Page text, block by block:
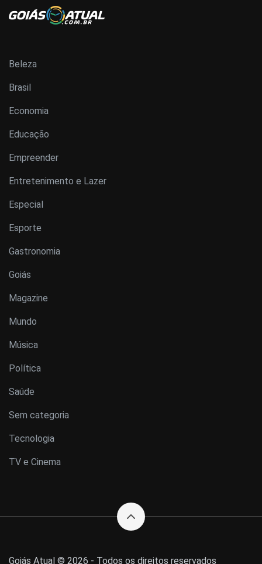
Beleza
Brasil
Economia
Educação
Empreender
Entretenimento e Lazer
Especial
Esporte
Gastronomia
Goiás
Magazine
Mundo
Música
Política
Saúde
Sem categoria
Tecnologia
TV e Cinema
Goiás Atual © 2026 - Todos os direitos reservados